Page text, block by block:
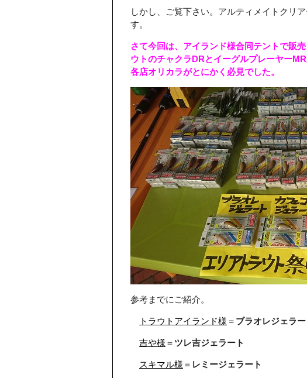
しかし、ご覧下さい。アルティメイトクリ
す。
さて今回は、アイランド様合同テントで販
ウトのチャクラDRとイーグルプレーヤー
各店オリカラがとにかく必見でした。
参考までにご紹介。
トラウトアイランド様 ＝ ブラオレジェラー
吉や様 ＝ ツレ吉ジェラート
スキマル様 ＝ レミージェラート